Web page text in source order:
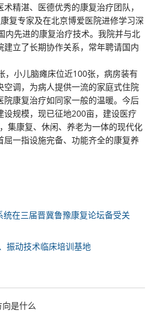
湛、医德优秀的康复治疗团队，
复专家及在北京博爱医院进修学习深
内先进的康复治疗技术。我院并与北
立了长期协作关系，常年聘请国内
小儿脑瘫床位近100张，病房装有
空调，为病人提供一流的家庭式住院
康复治疗如同家一般的温暖。今后
规模，现已征地200亩，建设医疗
集康复、休闲、养老为一体的现代化
屈一指设施完备、功能齐全的康复养
统在三届晋冀鲁豫康复论坛备受关
振动技术临床培训基地
是什么